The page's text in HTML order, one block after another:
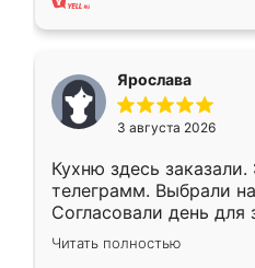
Ярослава
3 августа 2026
Кухню здесь
телеграмм. Выбрали
Согласовали день для
недели кухня была уже
довольны работой.
Читать полностью